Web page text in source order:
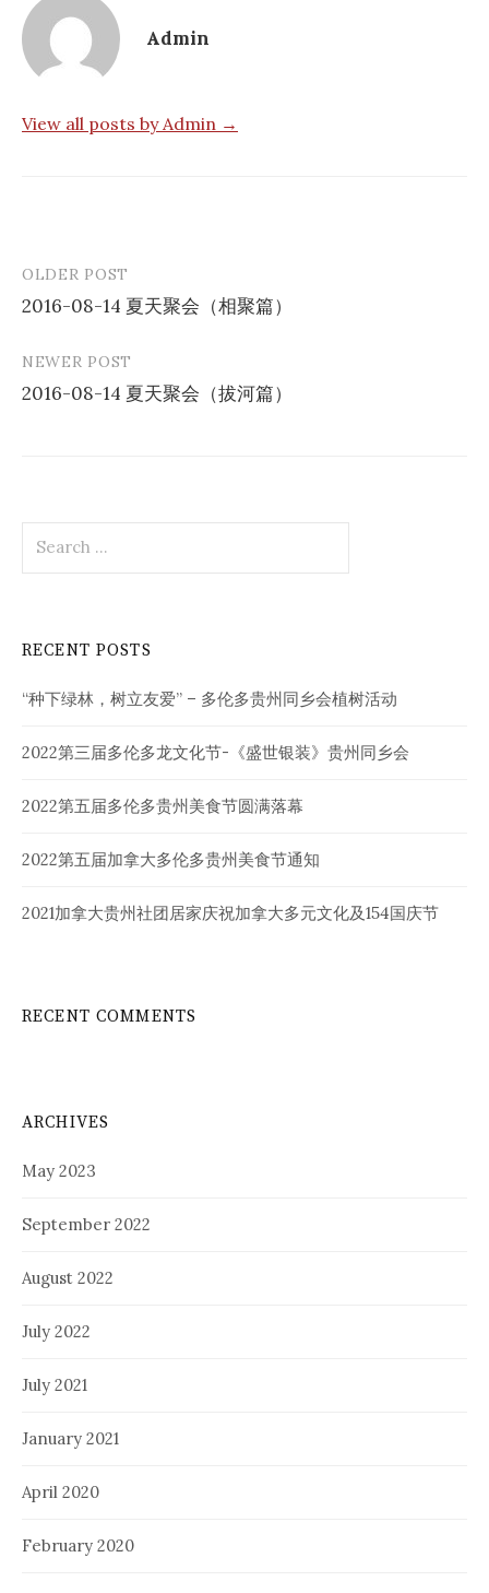
Admin
View all posts by Admin →
Post
navigation
OLDER POST
2016-08-14 夏天聚会（相聚篇）
NEWER POST
2016-08-14 夏天聚会（拔河篇）
for:
RECENT POSTS
“种下绿林，树立友爱” – 多伦多贵州同乡会植树活动
2022第三届多伦多龙文化节-《盛世银装》贵州同乡会
2022第五届多伦多贵州美食节圆满落幕
2022第五届加拿大多伦多贵州美食节通知
2021加拿大贵州社团居家庆祝加拿大多元文化及154国庆节
RECENT COMMENTS
ARCHIVES
May 2023
September 2022
August 2022
July 2022
July 2021
January 2021
April 2020
February 2020